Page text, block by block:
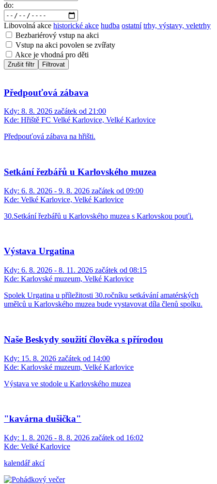
do:
Libovolná akce historické akce hudba ostatní trhy, výstavy, veletrhy
Bezbariérový vstup na akci
Vstup na akci povolen se zvířaty
Akce je vhodná pro děti
Zrušit filtr Filtrovat
Předpouťová zábava
Kdy: 8. 8. 2026 začátek od 21:00
Kde: Hřiště FC Velké Karlovice, Velké Karlovice
Předpouťová zábava na hřišti.
Setkání řezbářů u Karlovského muzea
Kdy: 6. 8. 2026 - 9. 8. 2026 začátek od 09:00
Kde: Velké Karlovice, Velké Karlovice
30.Setkání řezbářů u Karlovského muzea s Karlovskou pouťi.
Výstava Urgatina
Kdy: 6. 8. 2026 - 8. 11. 2026 začátek od 08:15
Kde: Karlovské muzeum, Velké Karlovice
Spolek Urgatina u příležitosti 30.ročníku setkávání amatérských
umělců u Karlovského muzea bude vystavovat díla členů spolku.
Naše Beskydy soužití člověka s přírodou
Kdy: 15. 8. 2026 začátek od 14:00
Kde: Karlovské muzeum, Velké Karlovice
Výstava ve stodole u Karlovského muzea
"kavárna dušička"
Kdy: 1. 8. 2026 - 8. 8. 2026 začátek od 16:02
Kde: Velké Karlovice
kalendář akcí